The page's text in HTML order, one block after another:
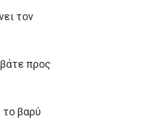
τον
προς
βαρύ